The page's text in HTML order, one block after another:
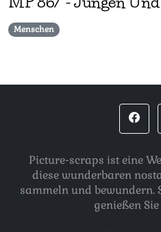
Menschen
Picture-scraps ist eine
diese wunderbaren
sammeln und bewundern.
genießen